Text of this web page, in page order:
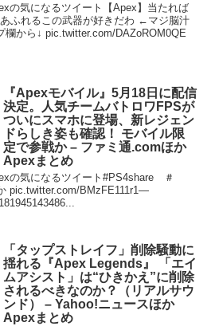
の気になるツイート【Apex】当たれば
ふれるこの武器が好きだわ ←マジ脳汁
欄から↓ pic.twitter.com/DAZoROM0QE
『Apexモバイル』5月18日に配信
決定。人気チームバトロワFPSが
ついにスマホに登場、新レジェン
ドらしき姿も確認！ モバイル限
定で参戦か – ファミ通.comほか
Apexまとめ
の気になるツイート#PS4share ＃
pic.twitter.com/BMzFE111r1—
「タップストレイフ」削除騒動に
揺れる『Apex Legends』 「エイ
ムアシスト」は“ひきかえ”に削除
されるべきなのか？（リアルサウ
ンド） – Yahoo!ニュースほか
Apexまとめ